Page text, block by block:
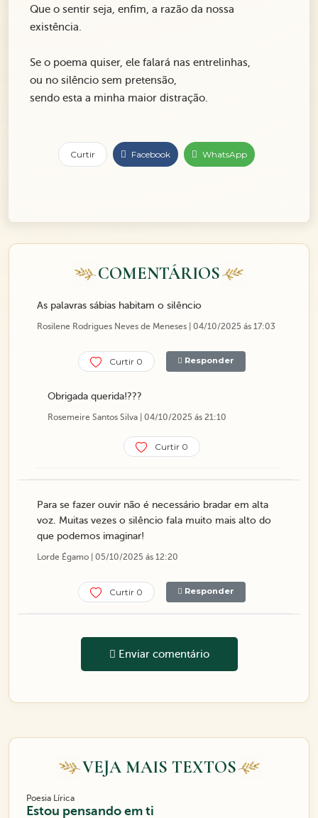
Que o sentir seja, enfim, a razão da nossa
existência.
Se o poema quiser, ele falará nas entrelinhas,
ou no silêncio sem pretensão,
sendo esta a minha maior distração.
Curtir Facebook WhatsApp
COMENTÁRIOS
As palavras sábias habitam o silêncio
Rosilene Rodrigues Neves de Meneses | 04/10/2025 ás 17:03
Curtir 0 Responder
Obrigada querida!???
Rosemeire Santos Silva | 04/10/2025 ás 21:10
Curtir 0
Para se fazer ouvir não é necessário bradar em alta
voz. Muitas vezes o silêncio fala muito mais alto do
que podemos imaginar!
Lorde Égamo | 05/10/2025 ás 12:20
Curtir 0 Responder
Enviar comentário
VEJA MAIS TEXTOS
Poesia Lírica
Estou pensando em ti